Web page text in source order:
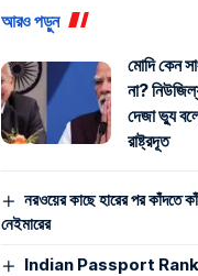
আরও পড়ুন
মোদি কেন
না?
দেজা ভ্যু
রাষ্ট্রদূত
নরওয়ের কাছে হারের পর কাঁদতে
নেইমারের
Indian Passport Rank